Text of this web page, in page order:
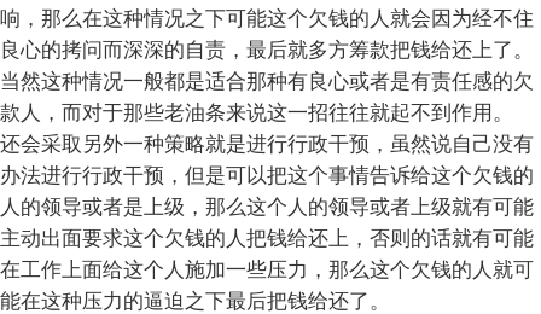
响，那么在这种情况之下可能这个欠钱的人就会因为经不住
良心的拷问而深深的自责，最后就多方筹款把钱给还上了。
当然这种情况一般都是适合那种有良心或者是有责任感的欠
款人，而对于那些老油条来说这一招往往就起不到作用。
还会采取另外一种策略就是进行行政干预，虽然说自己没有
办法进行行政干预，但是可以把这个事情告诉给这个欠钱的
人的领导或者是上级，那么这个人的领导或者上级就有可能
主动出面要求这个欠钱的人把钱给还上，否则的话就有可能
在工作上面给这个人施加一些压力，那么这个欠钱的人就可
能在这种压力的逼迫之下最后把钱给还了。